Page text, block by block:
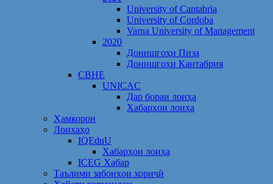
University of Cantabria
University of Cordoba
Varna University of Management
2020
Донишгоҳи Пиза
Донишгоҳи Кантабрия
CBHE
UNICAC
Дар бораи лоиҳа
Хабарҳои лоиҳа
Ҳамкорон
Лоихаҳо
IQEduU
Хабарҳои лоиҳа
ICEG Хабар
Таълими забонҳои хориҷӣ